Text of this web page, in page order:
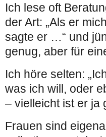
Ich lese oft
der Art: „Als er
sagte er …“ und
genug, aber für
Ich höre selten:
was ich will, oder
– vielleicht ist er ja
Frauen sind